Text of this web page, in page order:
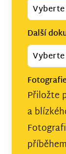
Další
Přiložte
a